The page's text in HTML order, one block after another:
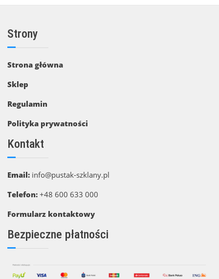
Strony
Strona główna
Sklep
Regulamin
Polityka prywatności
Kontakt
Email: info@pustak-szklany.pl
Telefon: +48 600 633 000
Formularz kontaktowy
Bezpieczne płatności